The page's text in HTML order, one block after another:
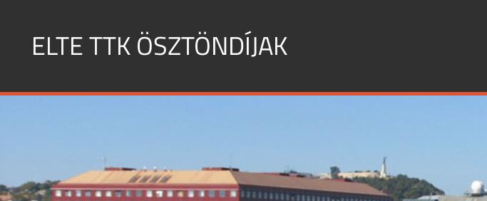
contentELTE TTK ÖSZTÖNDÍJAK